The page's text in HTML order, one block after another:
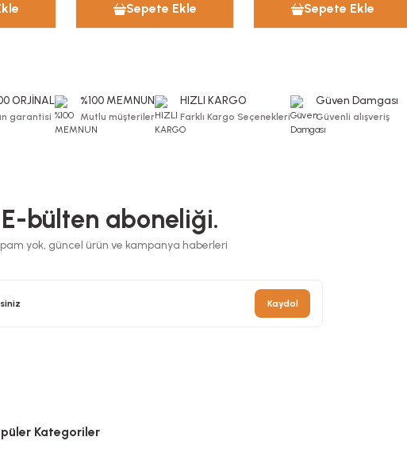
Sepete Ekle Sepete Ekle
ORJİNAL
garantisi
%100 MEMNUN
Mutlu müşteriler
HIZLI KARGO
Farklı Kargo Seçenekleri
Güven Damgası
Güvenli alışveriş
E-bülten aboneliği.
yok, güncel ürün ve kampanya haberleri
Kaydol
Kategoriler